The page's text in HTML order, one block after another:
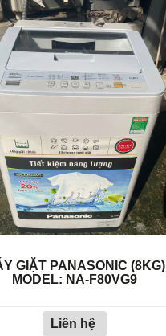
GIẶT PANASONIC (8KG)
MODEL: NA-F80VG9
Liên hệ